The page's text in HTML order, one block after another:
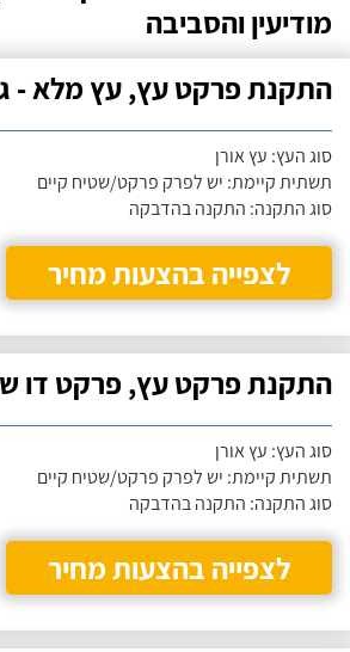
מודיעין והסביבה
התקנת פרקט עץ, עץ מלא -
סוג העץ: עץ אורן
תשתית קיימת: יש לפרק פרקט/שטיח קיים
סוג התקנה: התקנה בהדבקה
לצפייה בהצעות מחיר
התקנת פרקט עץ, פרקט דו
סוג העץ: עץ אורן
תשתית קיימת: יש לפרק פרקט/שטיח קיים
סוג התקנה: התקנה בהדבקה
לצפייה בהצעות מחיר